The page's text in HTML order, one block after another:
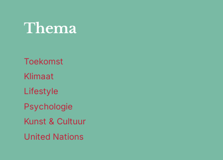
Thema
Toekomst
Klimaat
Lifestyle
Psychologie
Kunst & Cultuur
United Nations